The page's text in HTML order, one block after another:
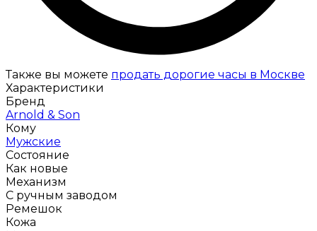
Также вы можете продать дорогие часы в Москве
Характеристики
Бренд
Arnold & Son
Кому
Мужские
Состояние
Как новые
Механизм
С ручным заводом
Ремешок
Кожа